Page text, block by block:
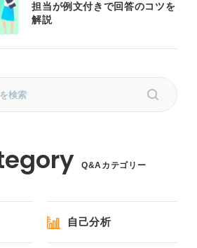
担当が例文付きで回答のコツを
解説
Q&Aカテゴリー
自己分析